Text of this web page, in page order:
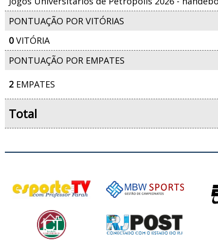
PONTUAÇÃO POR VITÓRIAS
0VITÓRIA
PONTUAÇÃO POR EMPATES
2 EMPATES
Total